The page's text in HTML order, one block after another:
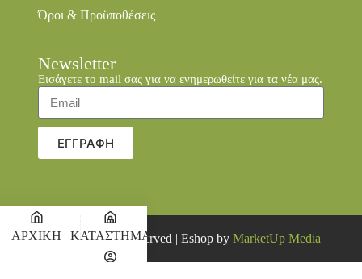
Όροι & Προϋποθέσεις
Newsletter
Εισάγετε το mail σας για να ενημερωθείτε για τα νέα μας.
ΕΓΓΡΑΦΗ
© 2026 all rights reserved | Eshop byMarketUp Media
ΑΡΧΙΚΗ ΚΑΤΑΣΤΗΜΑ